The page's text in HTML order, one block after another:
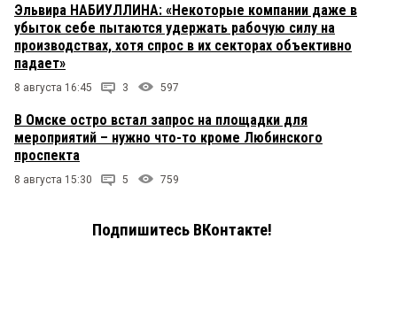
Эльвира НАБИУЛЛИНА: «Некоторые компании даже в
убыток себе пытаются удержать рабочую силу на
производствах, хотя спрос в их секторах объективно
падает»
8 августа 16:45 3 597
В Омске остро встал запрос на площадки для
мероприятий – нужно что-то кроме Любинского
проспекта
8 августа 15:30 5 759
Подпишитесь ВКонтакте!